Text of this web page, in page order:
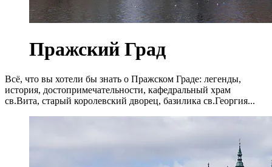
Пражский Град
Всё, что вы хотели бы знать о Пражском Граде: легенды,
история, достопримечательности, кафедральный храм
св.Вита, старый королевский дворец, базилика св.Георгия...